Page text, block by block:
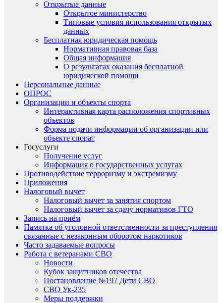
Открытые данные
Открытое министерство
Типовые условия использования открытых
данных
Бесплатная юридическая помощь
Нормативная правовая база
Общая информация
О результатах оказания бесплатной
юридической помощи
Персональные данные
ОПРОС
Организации и объекты спорта
Интерактивная карта расположения спортивных
объектов
Форма подачи информации об организации или
объекте спорат
Госуслуги
Получение услуг
Информация о государственных услугах
Противодействие терроризму и экстремизму
Приложения
Налоговый вычет
Налоговый вычет за занятия спортом
Налоговый вычет за сдачу нормативов ГТО
Запись на приём
Памятка об уголовной ответственности за преступления
связанные с незаконным оборотом наркотиков
Часто задаваемые вопросы
Работа с ветеранами СВО
Новости
Кубок защитников отечества
Постановление №197 Дети СВО
СВО Ук-235
Меры поддержки